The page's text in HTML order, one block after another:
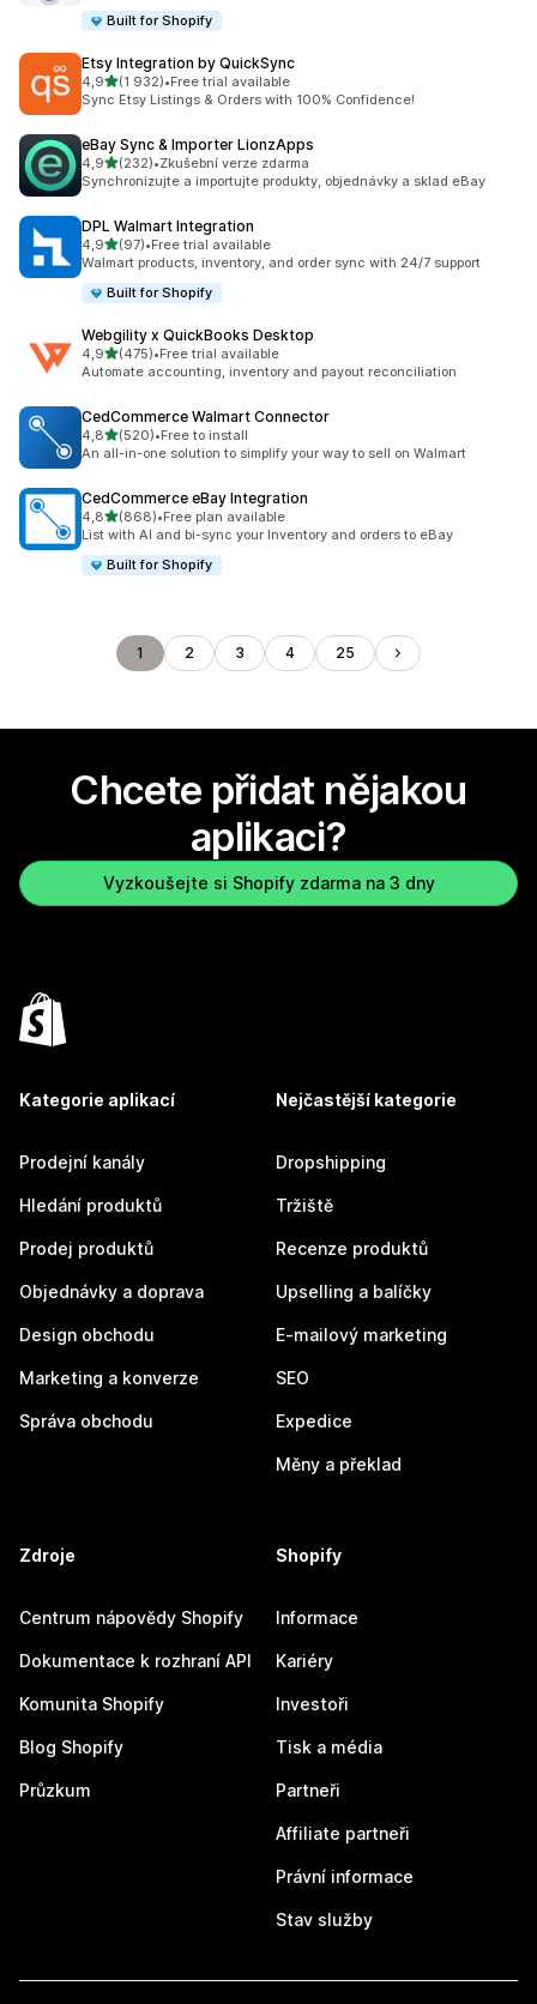
Built for Shopify
Etsy Integration by QuickSync
4,9z 5 hvězd
(1 932)
Celkový počet recenzí: 1932
•Free trial available
Sync Etsy Listings & Orders with 100% Confidence!
eBay Sync & Importer LionzApps
4,9z 5 hvězd
(232)
Celkový počet recenzí: 232
•Zkušební verze zdarma
Synchronizujte a importujte produkty, objednávky a sklad eBay
DPL Walmart Integration
4,9z 5 hvězd
(97)
Celkový počet recenzí: 97
•Free trial available
Walmart products, inventory, and order sync with 24/7 support
Built for Shopify
Webgility x QuickBooks Desktop
4,9z 5 hvězd
(475)
Celkový počet recenzí: 475
•Free trial available
Automate accounting, inventory and payout reconciliation
CedCommerce Walmart Connector
4,8z 5 hvězd
(520)
Celkový počet recenzí: 520
•Free to install
An all-in-one solution to simplify your way to sell on Walmart
CedCommerce eBay Integration
4,8z 5 hvězd
(868)
Celkový počet recenzí: 868
•Free plan available
List with AI and bi-sync your Inventory and orders to eBay
Built for Shopify
1 2 3 4 25
Chcete přidat nějakou
aplikaci?
Vyzkoušejte si Shopify zdarma na 3 dny
Kategorie aplikací
Prodejní kanály
Hledání produktů
Prodej produktů
Objednávky a doprava
Design obchodu
Marketing a konverze
Správa obchodu
Nejčastější kategorie
Dropshipping
Tržiště
Recenze produktů
Upselling a balíčky
E-mailový marketing
SEO
Expedice
Měny a překlad
Zdroje
Centrum nápovědy Shopify
Dokumentace k rozhraní API
Komunita Shopify
Blog Shopify
Průzkum
Shopify
Informace
Kariéry
Investoři
Tisk a média
Partneři
Affiliate partneři
Právní informace
Stav služby